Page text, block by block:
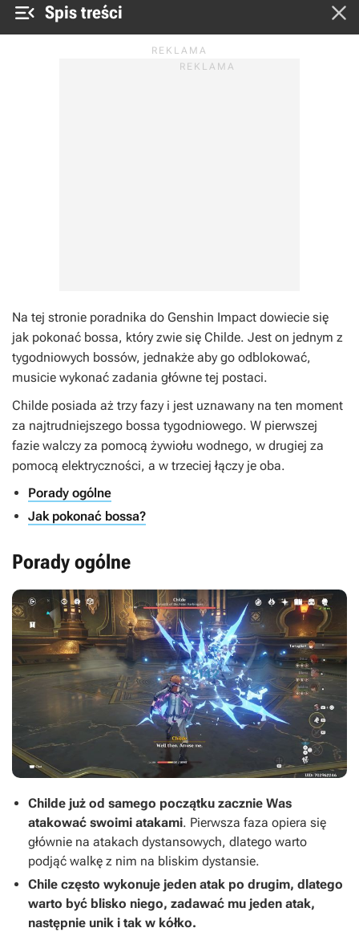
 Spis treści 
Na tej stronie poradnika do Genshin Impact dowiecie się
jak pokonać bossa, który zwie się Childe. Jest on jednym z
tygodniowych bossów, jednakże aby go odblokować,
musicie wykonać zadania główne tej postaci.
Childe posiada aż trzy fazy i jest uznawany na ten moment
za najtrudniejszego bossa tygodniowego. W pierwszej
fazie walczy za pomocą żywiołu wodnego, w drugiej za
pomocą elektryczności, a w trzeciej łączy je oba.
Porady ogólne
Jak pokonać bossa?
Porady ogólne
Childe już od samego początku zacznie Was
atakować swoimi atakami. Pierwsza faza opiera się
głównie na atakach dystansowych, dlatego warto
podjąć walkę z nim na bliskim dystansie.
Chile często wykonuje jeden atak po drugim, dlatego
warto być blisko niego, zadawać mu jeden atak,
następnie unik i tak w kółko.